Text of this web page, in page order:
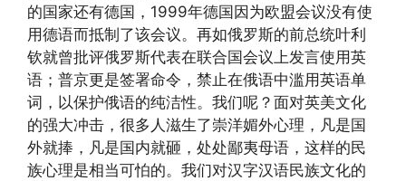
的国家还有德国，1999年德国因为欧盟会议没有使
用德语而抵制了该会议。再如俄罗斯的前总统叶利
钦就曾批评俄罗斯代表在联合国会议上发言使用英
语；普京更是签署命令，禁止在俄语中滥用英语单
词，以保护俄语的纯洁性。我们呢？面对英美文化
的强大冲击，很多人滋生了崇洋媚外心理，凡是国
外就捧，凡是国内就砸，处处鄙夷母语，这样的民
族心理是相当可怕的。我们对汉字汉语民族文化的